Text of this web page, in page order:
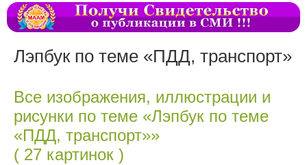
Лэпбук по теме «ПДД, транспорт»
Все изображения, иллюстрации и
рисунки по теме «Лэпбук по теме
«ПДД, транспорт»»
( 27 картинок )